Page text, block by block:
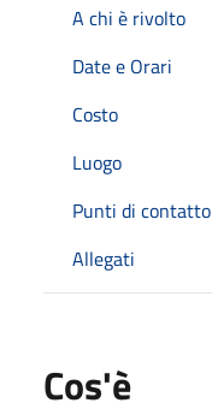
A chi è rivolto
Date e Orari
Costo
Luogo
Punti di contatto
Allegati
Cos'è